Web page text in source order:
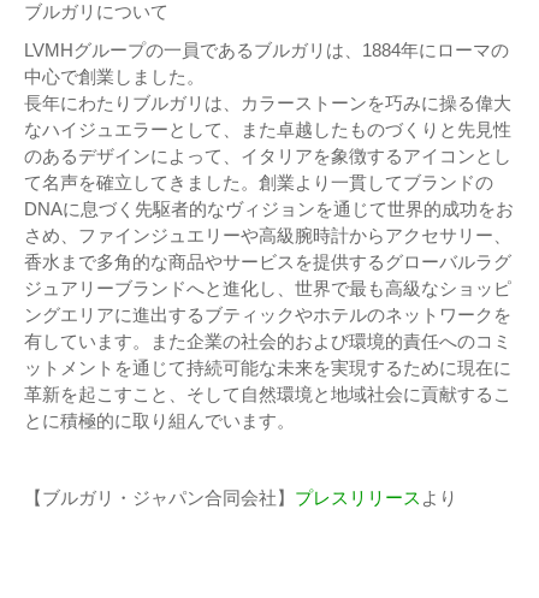
ブルガリについて
LVMHグループの一員であるブルガリは、1884年にローマの
中心で創業しました。
長年にわたりブルガリは、カラーストーンを巧みに操る偉大
なハイジュエラーとして、また卓越したものづくりと先見性
のあるデザインによって、イタリアを象徴するアイコンとし
て名声を確立してきました。創業より一貫してブランドの
DNAに息づく先駆者的なヴィジョンを通じて世界的成功をお
さめ、ファインジュエリーや高級腕時計からアクセサリー、
香水まで多角的な商品やサービスを提供するグローバルラグ
ジュアリーブランドへと進化し、世界で最も高級なショッピ
ングエリアに進出するブティックやホテルのネットワークを
有しています。また企業の社会的および環境的責任へのコミ
ットメントを通じて持続可能な未来を実現するために現在に
革新を起こすこと、そして自然環境と地域社会に貢献するこ
とに積極的に取り組んでいます。
【ブルガリ・ジャパン合同会社】 プレスリリース より